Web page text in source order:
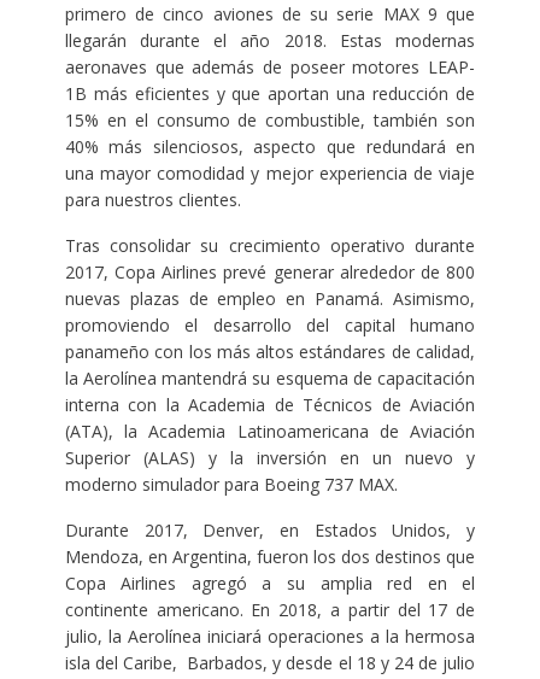
primero de cinco aviones de su serie MAX 9 que
llegarán durante el año 2018. Estas modernas
aeronaves que además de poseer motores LEAP-
1B más eficientes y que aportan una reducción de
15% en el consumo de combustible, también son
40% más silenciosos, aspecto que redundará en
una mayor comodidad y mejor experiencia de viaje
para nuestros clientes.
Tras consolidar su crecimiento operativo durante
2017, Copa Airlines prevé generar alrededor de 800
nuevas plazas de empleo en Panamá. Asimismo,
promoviendo el desarrollo del capital humano
panameño con los más altos estándares de calidad,
la Aerolínea mantendrá su esquema de capacitación
interna con la Academia de Técnicos de Aviación
(ATA), la Academia Latinoamericana de Aviación
Superior (ALAS) y la inversión en un nuevo y
moderno simulador para Boeing 737 MAX.
Durante 2017, Denver, en Estados Unidos, y
Mendoza, en Argentina, fueron los dos destinos que
Copa Airlines agregó a su amplia red en el
continente americano. En 2018, a partir del 17 de
julio, la Aerolínea iniciará operaciones a la hermosa
isla del Caribe, Barbados, y desde el 18 y 24 de julio